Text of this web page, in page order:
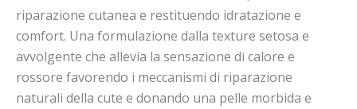
riparazione cutanea e restituendo idratazione e
comfort. Una formulazione dalla texture setosa e
avvolgente che allevia la sensazione di calore e
rossore favorendo i meccanismi di riparazione
naturali della cute e donando una pelle morbida e